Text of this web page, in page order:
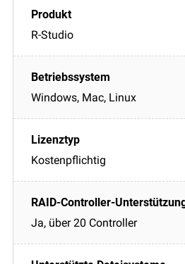
R-Studio
Windows, Mac, Linux
Kostenpflichtig
Ja, über 20 Controller